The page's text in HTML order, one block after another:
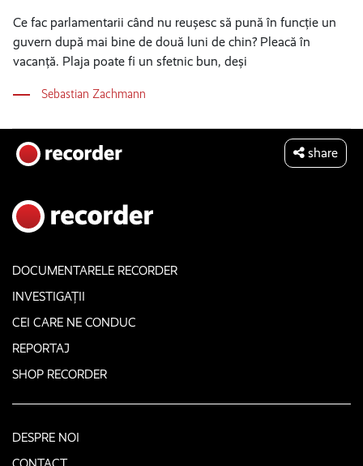
Ce fac parlamentarii când nu reușesc să pună în funcție un
guvern după mai bine de două luni de chin? Pleacă în
vacanță. Plaja poate fi un sfetnic bun, deși
Sebastian Zachmann
share
DOCUMENTARELE RECORDER
INVESTIGAȚII
CEI CARE NE CONDUC
REPORTAJ
SHOP RECORDER
DESPRE NOI